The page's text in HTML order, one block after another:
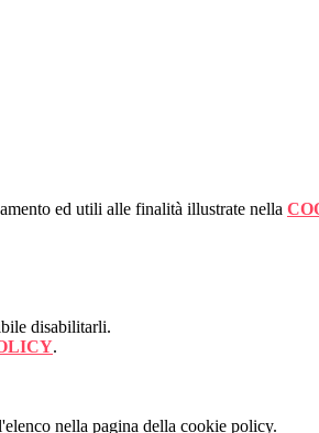
ed utili alle finalità illustrate nella
disabilitarli.
.
nella pagina della cookie policy.